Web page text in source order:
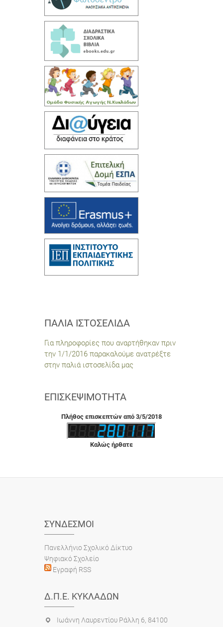
ΠΑΛΙΆ ΙΣΤΟΣΕΛΊΔΑ
Για πληροφορίες που αναρτήθηκαν πριν
την 1/1/2016 παρακαλούμε ανατρέξτε
στην παλιά ιστοσελίδα μας
ΕΠΙΣΚΕΨΙΜΌΤΗΤΑ
Πλήθος επισκεπτών από 3/5/2018
Καλώς ήρθατε
ΣΎΝΔΕΣΜΟΙ
Πανελλήνιο Σχολικό Δίκτυο
Ψηφιακό Σχολείο
Εγραφή RSS
Δ.Π.Ε. ΚΥΚΛΆΔΩΝ
Ιωάννη Λαυρεντίου Ράλλη 6, 84100